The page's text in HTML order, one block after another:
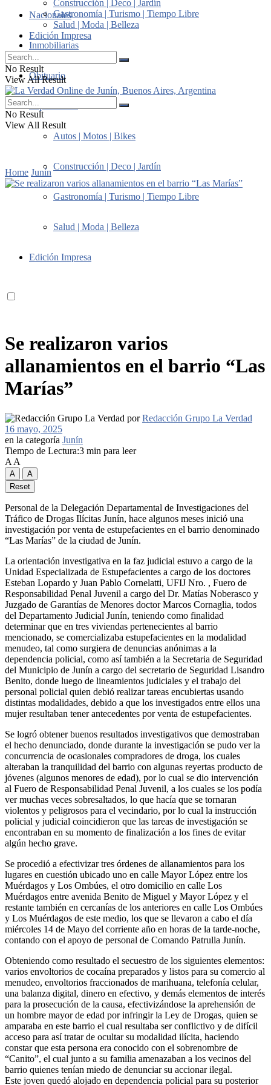
Nacionales
Inmobiliarias
Obituario
Suplementos
Autos | Motos | Bikes
Construcción | Deco | Jardín
Gastronomía | Turismo | Tiempo Libre
Salud | Moda | Belleza
Edición Impresa
Construcción | Deco | Jardín
Gastronomía | Turismo | Tiempo Libre
Salud | Moda | Belleza
Edición Impresa
No Result
View All Result
No Result
View All Result
Home Junín
Se realizaron varios
allanamientos en el barrio “Las
Marías”
por Redacción Grupo La Verdad
16 mayo, 2025
en la categoría Junín
Tiempo de Lectura:3 min para leer
A A
A
A
Reset
Personal de la Delegación Departamental de Investigaciones del
Tráfico de Drogas Ilícitas Junín, hace algunos meses inició una
investigación por venta de estupefacientes en el barrio denominado
“Las Marías” de la ciudad de Junín.
La orientación investigativa en la faz judicial estuvo a cargo de la
Unidad Especializada de Estupefacientes a cargo de los doctores
Esteban Lopardo y Juan Pablo Cornelatti, UFIJ Nro. , Fuero de
Responsabilidad Penal Juvenil a cargo del Dr. Matías Noberasco y
Juzgado de Garantías de Menores doctor Marcos Cornaglia, todos
del Departamento Judicial Junín, teniendo como finalidad
determinar que en tres viviendas pertenecientes al barrio
mencionado, se comercializaba estupefacientes en la modalidad
menudeo, tal como surgiera de denuncias anónimas a la
dependencia policial, como así también a la Secretaria de Seguridad
del Municipio de Junín a cargo del secretario de Seguridad Lisandro
Benito, donde luego de lineamientos judiciales y el trabajo del
personal policial quien debió realizar tareas encubiertas usando
distintas modalidades, debido a que los investigados entre ellos una
mujer resultaban tener antecedentes por venta de estupefacientes.
Se logró obtener buenos resultados investigativos que demostraban
el hecho denunciado, donde durante la investigación se pudo ver la
concurrencia de ocasionales compradores de droga, los cuales
alteraban la tranquilidad del barrio con algunas reyertas producto de
jóvenes (algunos menores de edad), por lo cual se dio intervención
al Fuero de Responsabilidad Penal Juvenil, a los cuales se los podía
ver muchas veces sobresaltados, lo que hacía que se tornaran
violentos y peligrosos para el vecindario, por lo cual la instrucción
policial y judicial coincidieron que las tareas de investigación se
encontraban en su momento de finalización a los fines de evitar
algún hecho grave.
Se procedió a efectivizar tres órdenes de allanamientos para los
lugares en cuestión ubicado uno en calle Mayor López entre los
Muérdagos y Los Ombúes, el otro domicilio en calle Los
Muérdagos entre avenida Benito de Miguel y Mayor López y el
restante también en cercanías de los anteriores en calle Los Ombúes
y Los Muérdagos de este medio, los que se llevaron a cabo el día
miércoles 14 de Mayo del corriente año en horas de la tarde-noche,
contando con el apoyo de personal de Comando Patrulla Junín.
Obteniendo como resultado el secuestro de los siguientes elementos:
varios envoltorios de cocaína preparados y listos para su comercio al
menudeo, envoltorios fraccionados de marihuana, telefonía celular,
una balanza digital, dinero en efectivo, y demás elementos de interés
para la prosecución de la causa, efectivizándose la aprehensión de
un hombre mayor de edad por infringir la Ley de Drogas, quien se
amparaba en este barrio el cual resultaba ser conflictivo y de difícil
acceso para así tratar de ocultar su modalidad ilícita, haciendo
constar que esta persona era conocido con el sobrenombre de
“Canito”, el cual junto a su familia amenazaban a los vecinos del
barrio quienes tenían miedo de denunciar su accionar ilegal.
Este joven quedó alojado en dependencia policial para su posterior